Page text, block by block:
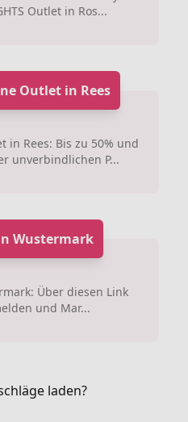
Outlet in Ros...
Outlet in Rees
in Rees: Bis zu 50% und
unverbindlichen P...
Wustermark
Über diesen Link
und Mar...
laden?